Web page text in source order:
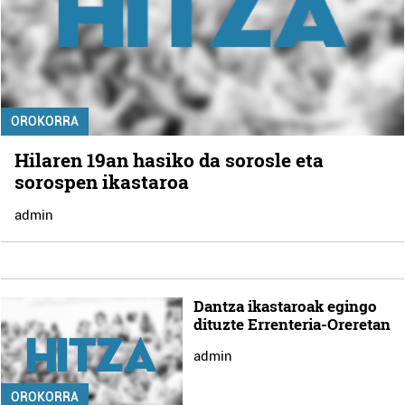
OROKORRA
Hilaren 19an hasiko da sorosle eta
sorospen ikastaroa
admin
OROKORRA
Dantza ikastaroak egingo
dituzte Errenteria-Oreretan
admin